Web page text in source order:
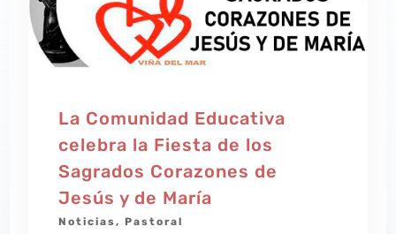
La Comunidad Educativa
celebra la Fiesta de los
Sagrados Corazones de
Jesús y de María
Noticias, Pastoral